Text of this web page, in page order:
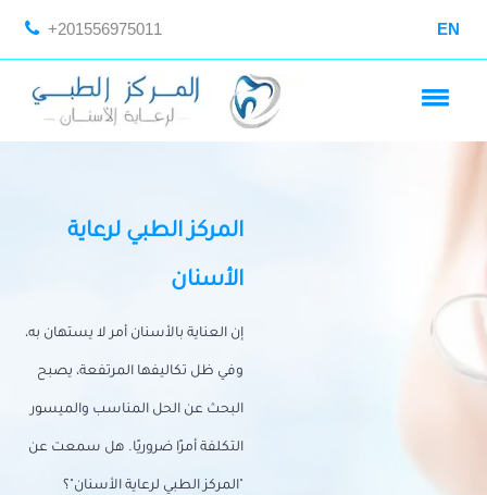
+201556975011 EN
المركز الطبي لرعاية
الأسنان
إن العناية بالأسنان أمر لا يستهان به،
وفي ظل تكاليفها المرتفعة، يصبح
البحث عن الحل المناسب والميسور
التكلفة أمرًا ضروريًا. هل سمعت عن
"المركز الطبي لرعاية الأسنان"؟